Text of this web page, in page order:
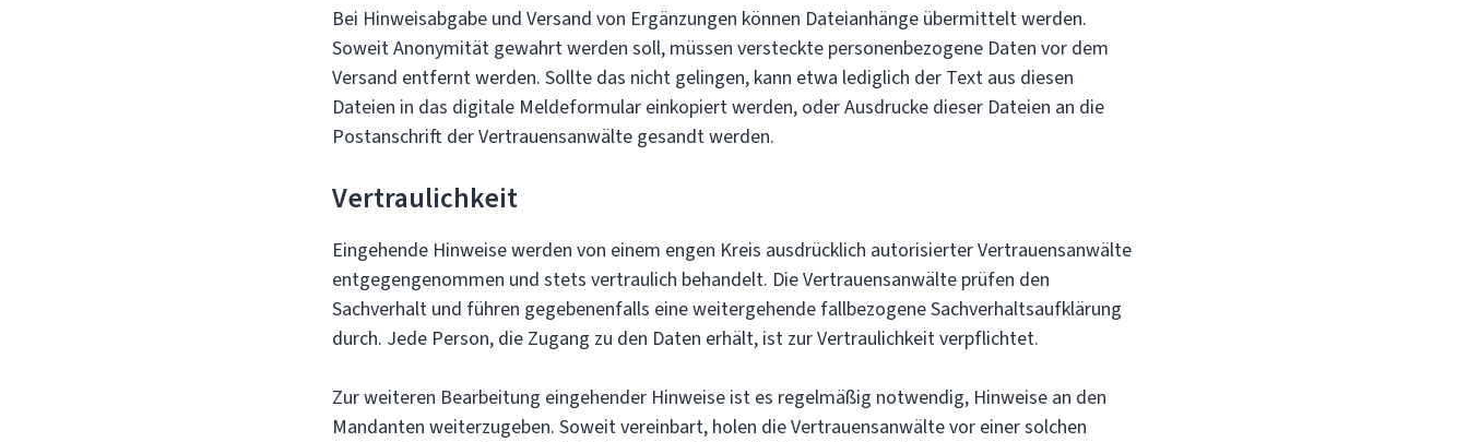
Bei Hinweisabgabe und Versand von Ergänzungen können Dateianhänge übermittelt werden.
Soweit Anonymität gewahrt werden soll, müssen versteckte personenbezogene Daten vor dem
Versand entfernt werden. Sollte das nicht gelingen, kann etwa lediglich der Text aus diesen
Dateien in das digitale Meldeformular einkopiert werden, oder Ausdrucke dieser Dateien an die
Postanschrift der Vertrauensanwälte gesandt werden.
Vertraulichkeit
Eingehende Hinweise werden von einem engen Kreis ausdrücklich autorisierter Vertrauensanwälte
entgegengenommen und stets vertraulich behandelt. Die Vertrauensanwälte prüfen den
Sachverhalt und führen gegebenenfalls eine weitergehende fallbezogene Sachverhaltsaufklärung
durch. Jede Person, die Zugang zu den Daten erhält, ist zur Vertraulichkeit verpflichtet.
Zur weiteren Bearbeitung eingehender Hinweise ist es regelmäßig notwendig, Hinweise an den
Mandanten weiterzugeben. Soweit vereinbart, holen die Vertrauensanwälte vor einer solchen